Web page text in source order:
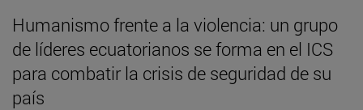
Humanismo frente a la violencia: un grupo
de líderes ecuatorianos se forma en el ICS
para combatir la crisis de seguridad de su
país